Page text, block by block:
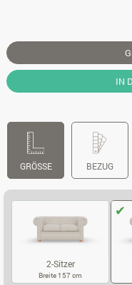
IN
GRÖSSE BEZUG
2-Sitzer
Breite 157 cm